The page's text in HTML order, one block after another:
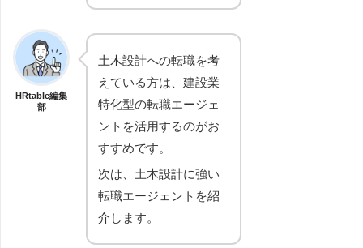
HRtable編集
部
土木設計への転職を考
えている方は、建設業
特化型の転職エージェ
ントを活用するのがお
すすめです。
次は、土木設計に強い
転職エージェントを紹
介します。